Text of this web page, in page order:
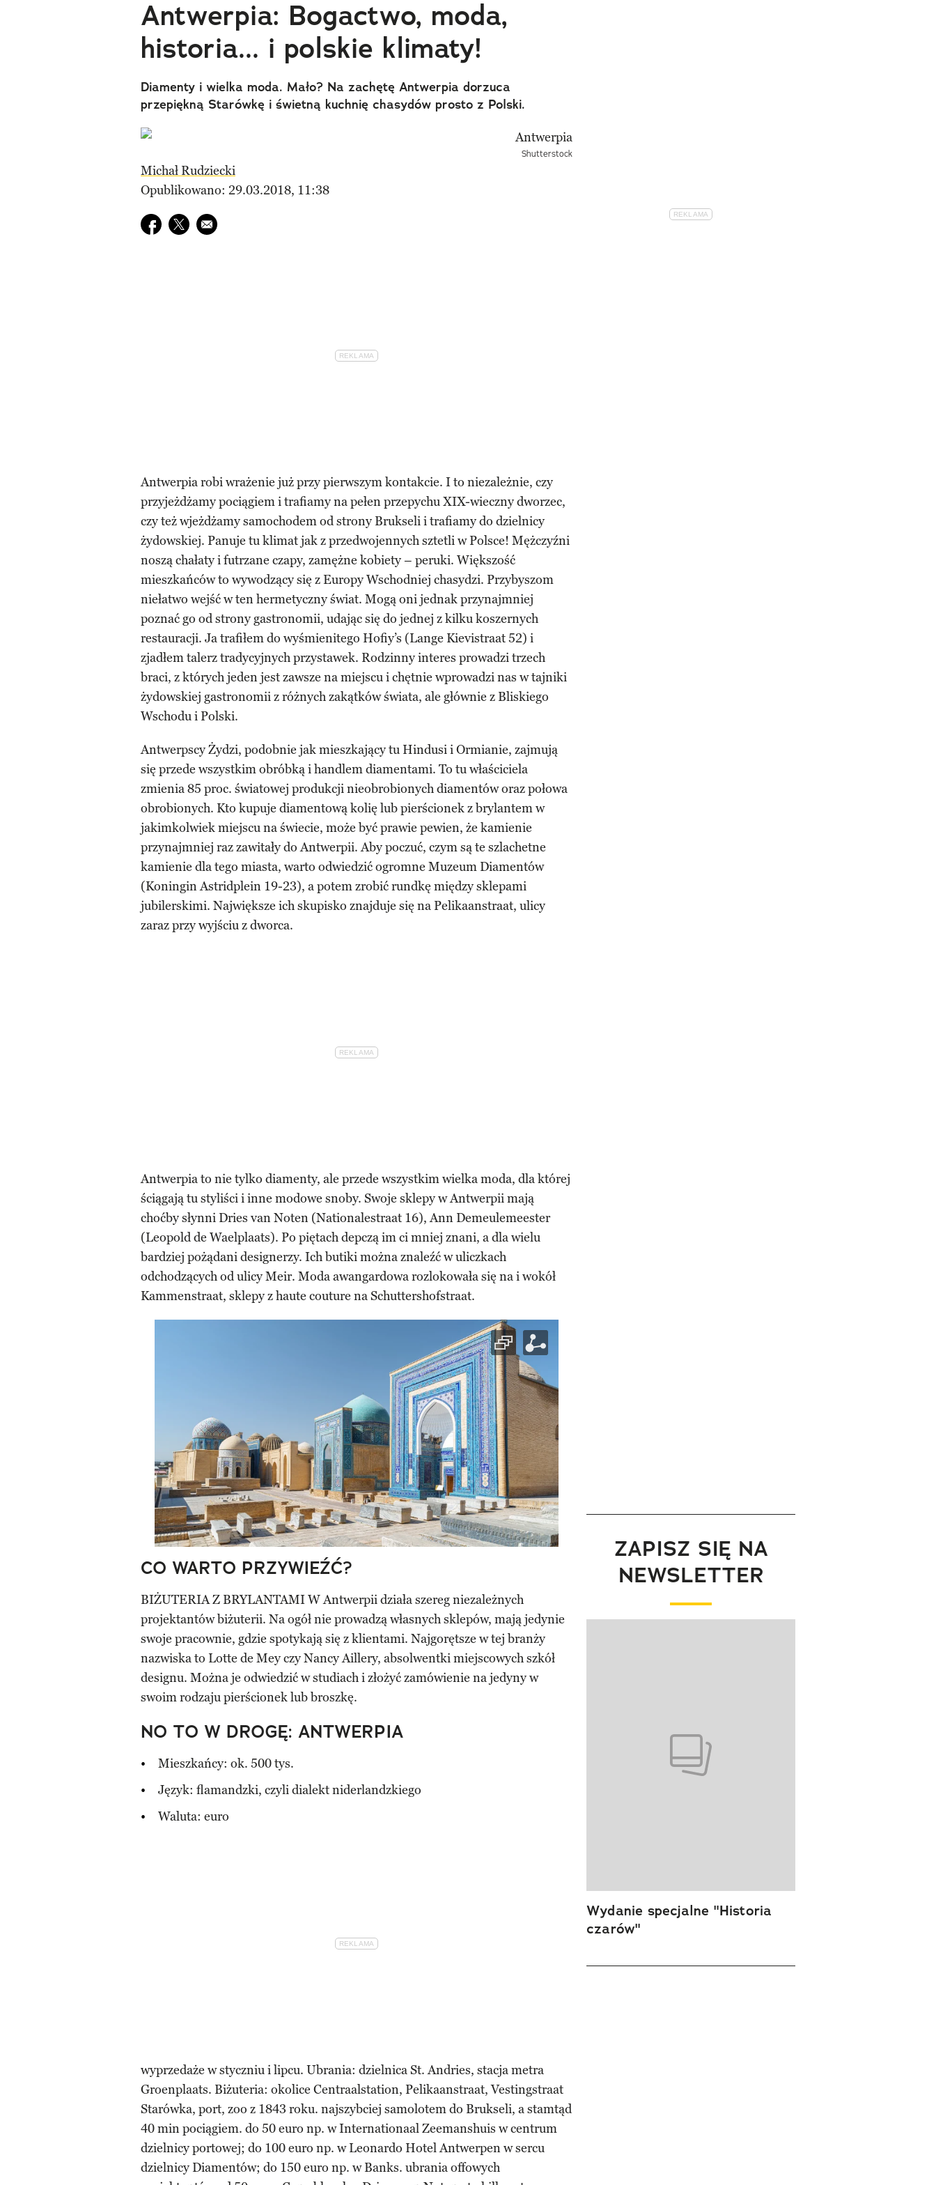
Antwerpia: Bogactwo, moda,
historia... i polskie klimaty!
Diamenty i wielka moda. Mało? Na zachętę Antwerpia dorzuca
przepiękną Starówkę i świetną kuchnię chasydów prosto z Polski.
Shutterstock
Michał Rudziecki
Opublikowano: 29.03.2018, 11:38
Udostępnij na facebook
Udostępnij na twitter
E-mail do przyjaciela
Antwerpia robi wrażenie już przy pierwszym kontakcie. I to niezależnie, czy
przyjeżdżamy pociągiem i trafiamy na pełen przepychu XIX-wieczny dworzec,
czy też wjeżdżamy samochodem od strony Brukseli i trafiamy do dzielnicy
żydowskiej. Panuje tu klimat jak z przedwojennych sztetli w Polsce! Mężczyźni
noszą chałaty i futrzane czapy, zamężne kobiety – peruki. Większość
mieszkańców to wywodzący się z Europy Wschodniej chasydzi. Przybyszom
niełatwo wejść w ten hermetyczny świat. Mogą oni jednak przynajmniej
poznać go od strony gastronomii, udając się do jednej z kilku koszernych
restauracji. Ja trafiłem do wyśmienitego Hofiy’s (Lange Kievistraat 52) i
zjadłem talerz tradycyjnych przystawek. Rodzinny interes prowadzi trzech
braci, z których jeden jest zawsze na miejscu i chętnie wprowadzi nas w tajniki
żydowskiej gastronomii z różnych zakątków świata, ale głównie z Bliskiego
Wschodu i Polski.
Antwerpscy Żydzi, podobnie jak mieszkający tu Hindusi i Ormianie, zajmują
się przede wszystkim obróbką i handlem diamentami. To tu właściciela
zmienia 85 proc. światowej produkcji nieobrobionych diamentów oraz połowa
obrobionych. Kto kupuje diamentową kolię lub pierścionek z brylantem w
jakimkolwiek miejscu na świecie, może być prawie pewien, że kamienie
przynajmniej raz zawitały do Antwerpii. Aby poczuć, czym są te szlachetne
kamienie dla tego miasta, warto odwiedzić ogromne Muzeum Diamentów
(Koningin Astridplein 19-23), a potem zrobić rundkę między sklepami
jubilerskimi. Największe ich skupisko znajduje się na Pelikaanstraat, ulicy
zaraz przy wyjściu z dworca.
Antwerpia to nie tylko diamenty, ale przede wszystkim wielka moda, dla której
ściągają tu styliści i inne modowe snoby. Swoje sklepy w Antwerpii mają
choćby słynni Dries van Noten (Nationalestraat 16), Ann Demeulemeester
(Leopold de Waelplaats). Po piętach depczą im ci mniej znani, a dla wielu
bardziej pożądani designerzy. Ich butiki można znaleźć w uliczkach
odchodzących od ulicy Meir. Moda awangardowa rozlokowała się na i wokół
Kammenstraat, sklepy z haute couture na Schuttershofstraat.
CO WARTO PRZYWIEŹĆ?
BIŻUTERIA Z BRYLANTAMI W Antwerpii działa szereg niezależnych
projektantów biżuterii. Na ogół nie prowadzą własnych sklepów, mają jedynie
swoje pracownie, gdzie spotykają się z klientami. Najgorętsze w tej branży
nazwiska to Lotte de Mey czy Nancy Aillery, absolwentki miejscowych szkół
designu. Można je odwiedzić w studiach i złożyć zamówienie na jedyny w
swoim rodzaju pierścionek lub broszkę.
NO TO W DROGĘ: ANTWERPIA
Mieszkańcy: ok. 500 tys.
Język: flamandzki, czyli dialekt niderlandzkiego
Waluta: euro
wyprzedaże w styczniu i lipcu. Ubrania: dzielnica St. Andries, stacja metra
Groenplaats. Biżuteria: okolice Centraalstation, Pelikaanstraat, Vestingstraat
Starówka, port, zoo z 1843 roku. najszybciej samolotem do Brukseli, a stamtąd
40 min pociągiem. do 50 euro np. w Internationaal Zeemanshuis w centrum
dzielnicy portowej; do 100 euro np. w Leonardo Hotel Antwerpen w sercu
dzielnicy Diamentów; do 150 euro np. w Banks. ubrania offowych
ZAPISZ SIĘ NA
NEWSLETTER
Wydanie specjalne "Historia
czarów"